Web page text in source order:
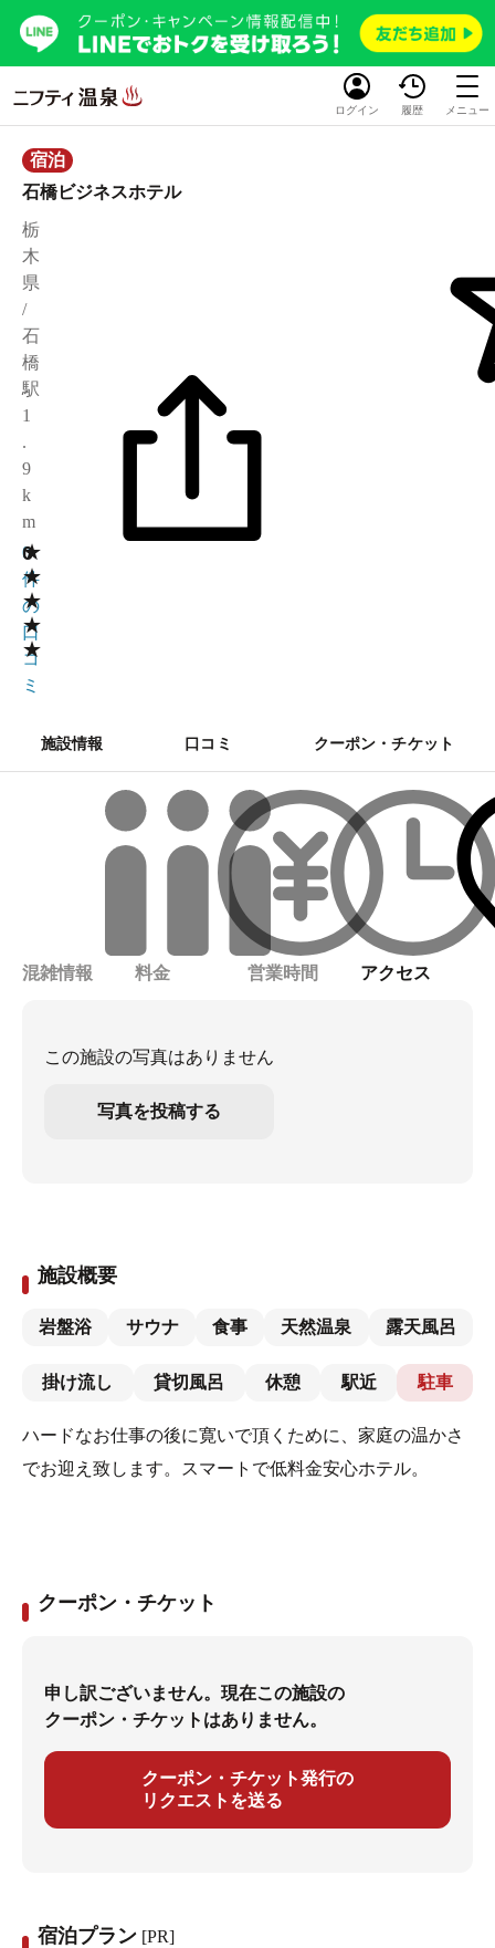
ログイン 履歴 メニュー
宿泊
石橋ビジネスホテル
栃
木
県
/
石
橋
駅
1
.
9
k
m
★
★
★
★
★
0
0
件
の
口
コ
ミ
施設情報 口コミ クーポン・チケット
混雑情報 料金 営業時間 アクセス
この施設の写真はありません
写真を投稿する
施設概要
岩盤浴 サウナ 食事 天然温泉 露天風呂
掛け流し 貸切風呂 休憩 駅近 駐車
ハードなお仕事の後に寛いで頂くために、家庭の温かさ
でお迎え致します。スマートで低料金安心ホテル。
クーポン・チケット
申し訳ございません。現在この施設の
クーポン・チケットはありません。
クーポン・チケット発行の
リクエストを送る
宿泊プラン [PR]